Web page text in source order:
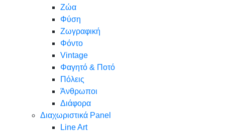
Ζώα
Φύση
Ζωγραφική
Φόντο
Vintage
Φαγητό & Ποτό
Πόλεις
Άνθρωποι
Διάφορα
Διαχωριστικά Panel
Line Art